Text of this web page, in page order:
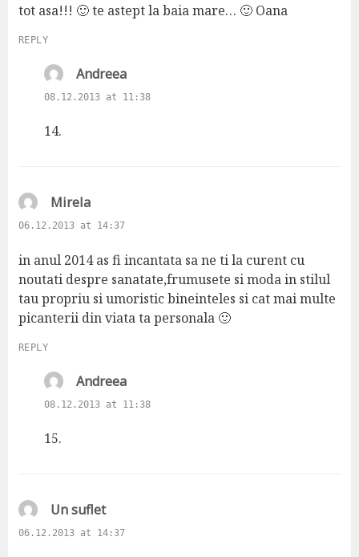
tot asa!!! 🙂 te astept la baia mare… 🙂 Oana
REPLY
Andreeas
a
08.12.2013 at 11:38
14.
Mirelas
a
s
:
06.12.2013 at 14:37
in anul 2014 as fi incantata sa ne ti la curent cu
noutati despre sanatate,frumusete si moda in stilul
tau propriu si umoristic bineinteles si cat mai multe
picanterii din viata ta personala 🙂
REPLY
Andreeas
a
08.12.2013 at 11:38
15.
Un suflets
a
06.12.2013 at 14:37